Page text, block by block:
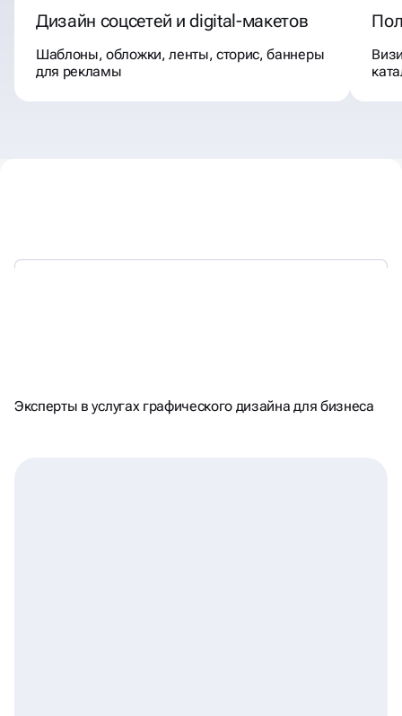
Дизайн соцсетей и digital-макетов
Шаблоны, обложки, ленты, сторис, баннеры
для рекламы
С ГРАФИКОЙ
ДЛЯ БИЗНЕСА
Эксперты в услугах графического дизайна для бизнеса